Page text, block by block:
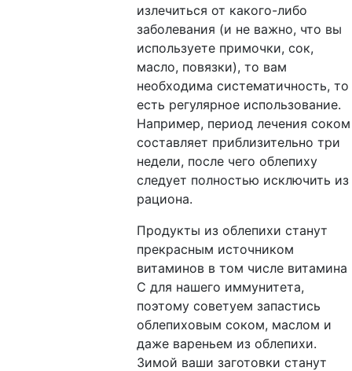
излечиться от какого-либо
заболевания (и не важно, что вы
используете примочки, сок,
масло, повязки), то вам
необходима систематичность, то
есть регулярное использование.
Например, период лечения соком
составляет приблизительно три
недели, после чего облепиху
следует полностью исключить из
рациона.
Продукты из облепихи станут
прекрасным источником
витаминов в том числе витамина
С для нашего иммунитета,
поэтому советуем запастись
облепиховым соком, маслом и
даже вареньем из облепихи.
Зимой ваши заготовки станут